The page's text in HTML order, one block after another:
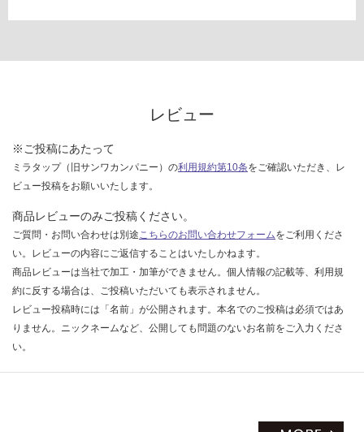
レビュー
※ご投稿にあたって
ミラタップ（旧サンワカンパニー）の利用規約第10条をご確認いただき、レ
ビュー投稿をお願いいたします。
商品レビューのみご投稿ください。
ご質問・お問い合わせは別途こちらのお問い合わせフォームをご利用くださ
い。レビューの内容にご返信することはいたしかねます。
商品レビューは当社で加工・加筆ができません。個人情報の記載等、利用規
約に反する場合は、ご投稿いただいても表示されません。
レビュー投稿時には「名前」が公開されます。本名でのご投稿は必須ではあ
りません。ニックネームなど、公開しても問題のないお名前をご入力くださ
い。